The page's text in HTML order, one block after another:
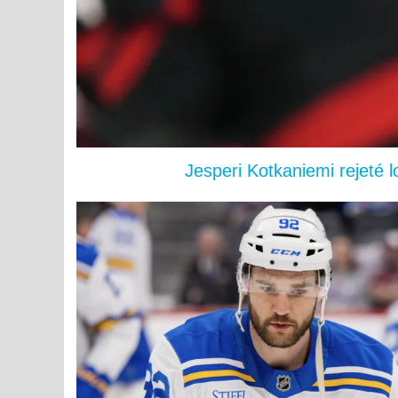
Jesperi Kotkaniemi rejeté